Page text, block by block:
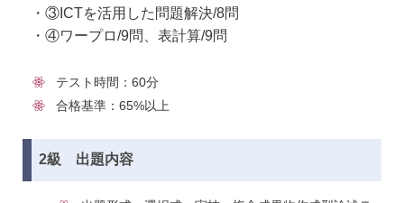
・③ICTを活用した問題解決/8問
・④ワープロ/9問、表計算/9問
テスト時間：60分
合格基準：65%以上
2級 出題内容